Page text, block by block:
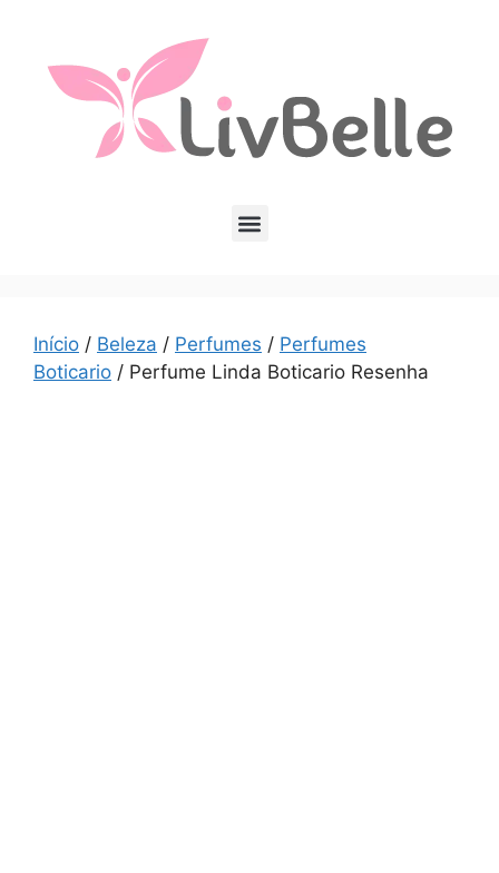
Início / Beleza / Perfumes / Perfumes
Boticario / Perfume Linda Boticario Resenha